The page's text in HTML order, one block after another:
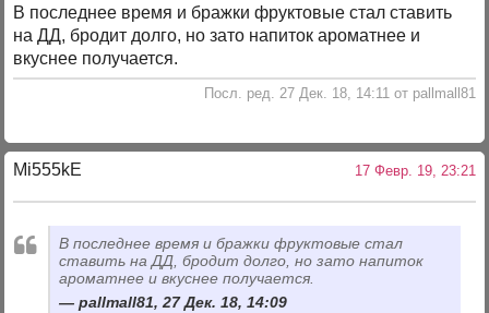
В последнее время и бражки фруктовые стал ставить
на ДД, бродит долго, но зато напиток ароматнее и
вкуснее получается.
Посл. ред. 27 Дек. 18, 14:11 от pallmall81
Mi555kE 17 Февр. 19, 23:21
В последнее время и бражки фруктовые стал
ставить на ДД, бродит долго, но зато напиток
ароматнее и вкуснее получается.
pallmall81, 27 Дек. 18, 14:09